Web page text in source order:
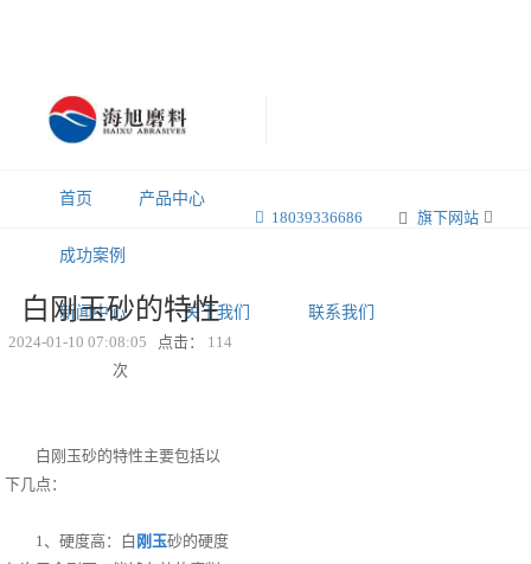
旗下网站
18039336686
首页 产品中心
成功案例
新闻中心 关于我们 联系我们
白刚玉砂的特性
2024-01-10 07:08:05 点击： 114
次
白刚玉砂的特性主要包括以
下几点：
1、硬度高：白 刚玉砂的硬度